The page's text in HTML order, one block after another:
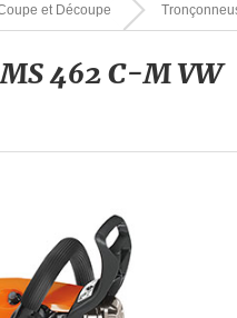
et Découpe
462 C-M VW